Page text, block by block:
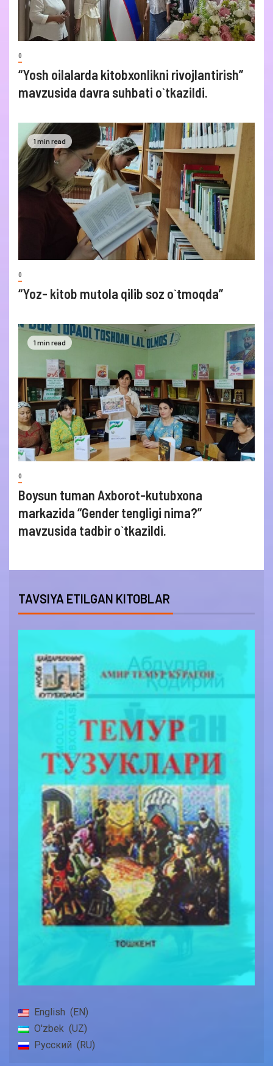
0
“Yosh oilalarda kitobxonlikni rivojlantirish”
mavzusida davra suhbati o`tkazildi.
1 min read
0
“Yoz- kitob mutola qilib soz o`tmoqda”
1 min read
0
Boysun tuman Axborot-kutubxona
markazida “Gender tengligi nima?”
mavzusida tadbir o`tkazildi.
TAVSIYA ETILGAN KITOBLAR
English
EN
O'zbek
UZ
Русский
RU